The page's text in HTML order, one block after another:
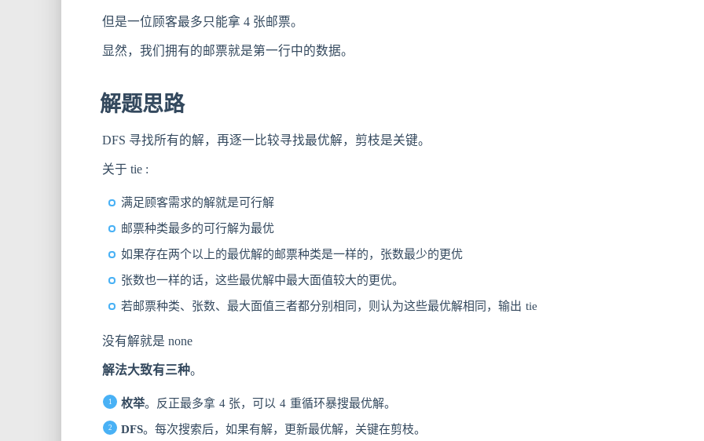
但是一位顾客最多只能拿 4 张邮票。
显然，我们拥有的邮票就是第一行中的数据。
解题思路
DFS 寻找所有的解，再逐一比较寻找最优解，剪枝是关键。
关于 tie :
满足顾客需求的解就是可行解
邮票种类最多的可行解为最优
如果存在两个以上的最优解的邮票种类是一样的，张数最少的更优
张数也一样的话，这些最优解中最大面值较大的更优。
若邮票种类、张数、最大面值三者都分别相同，则认为这些最优解相同，输出 tie
没有解就是 none
解法大致有三种。
枚举。反正最多拿 4 张，可以 4 重循环暴搜最优解。
DFS。每次搜索后，如果有解，更新最优解，关键在剪枝。